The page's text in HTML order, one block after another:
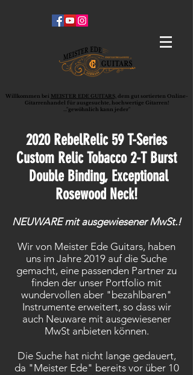
Willkommen bei MEISTER EDE GUITARS,dem gut sortierten Online-
G ita rrenhandel für ausgesuchte, hochwertige Gitarren!
..."gewöhnlich kann jeder"
2020 RebelRelic 59 T-Series
Custom Relic Tobacco 2-T Burst
Double Binding, Exceptional
Rosewood Neck!
NEUWARE mit ausgewiesener MwSt.!
Wir von Meister Ede Guitars, haben
uns im Jahre 2019 auf die Suche
gemacht, eine passenden Partner zu
finden der unser Portfolio mit
wundervollen aber "bezahlbaren"
Instrumente erweitert, so dass wir
auch Neuware mit ausgewiesener
MwSt anbieten können.
Die Suche hat nicht lange gedauert,
da "Meister Ede" bereits vor über 10